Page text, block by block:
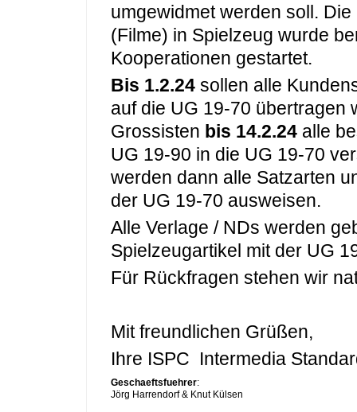
umgewidmet werden soll.
(Filme) in Spielzeug wurde
Kooperationen gestartet.
Bis 1.2.24sollen alle
auf die UG 19-70 übertragen
Grossisten bis 14.2.24alle
UG 19-90 in die UG 19-70
werden dann alle Satzarten
der UG 19-70 ausweisen.
Alle Verlage / NDs werden
Spielzeugartikel mit der UG
Für Rückfragen stehen wir
Mit freundlichen Grüßen,
Ihre ISPC Intermedia
Geschaeftsfuehrer:
Jörg Harrendorf & Knut Külsen